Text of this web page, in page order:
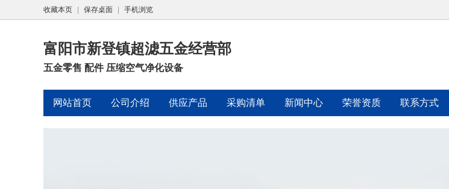
收藏本页 保存桌面 手机浏览
富阳市新登镇超滤五金经营部
五金零售 配件 压缩空气净化设备
网站首页 公司介绍 供应产品 采购清单 新闻中心 荣誉资质 联系方式